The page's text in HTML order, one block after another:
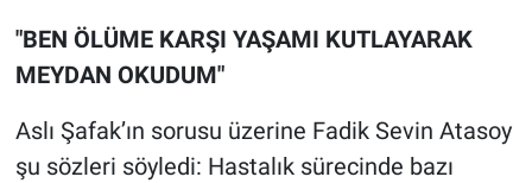
"BEN ÖLÜME KARŞI YAŞAMI KUTLAYARAK
MEYDAN OKUDUM"
Aslı Şafak’ın sorusu üzerine Fadik Sevin Atasoy
şu sözleri söyledi: Hastalık sürecinde bazı
Koronavirüs
Ne demişti